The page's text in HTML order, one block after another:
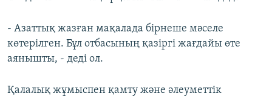
- Азаттық жазған мақалада бірнеше мәселе
көтерілген. Бұл отбасының қазіргі жағдайы өте
аянышты, - деді ол.
Қалалық жұмыспен қамту және әлеуметтік